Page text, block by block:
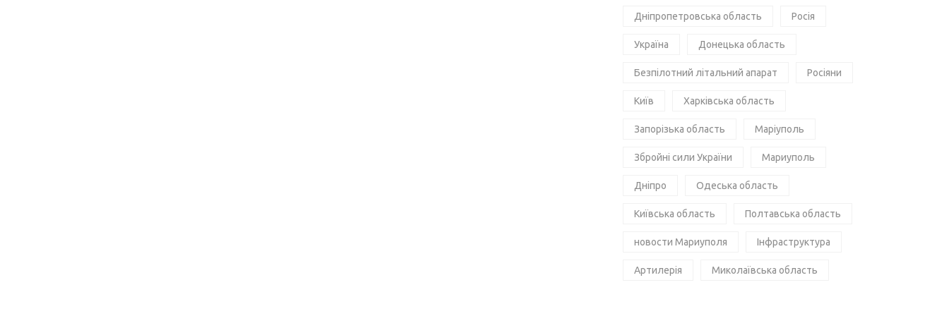
Дніпропетровська область Росія
Україна Донецька область
Безпілотний літальний апарат Росіяни
Київ Харківська область
Запорізька область Маріуполь
Збройні сили України Мариуполь
Дніпро Одеська область
Київська область Полтавська область
новости Мариуполя Інфраструктура
Артилерія Миколаївська область